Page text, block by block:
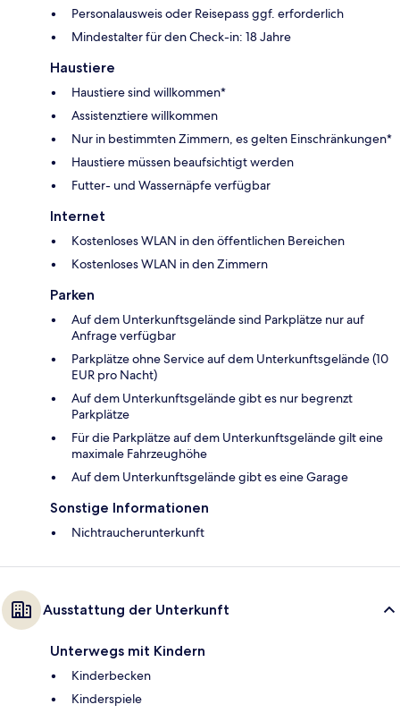
Personalausweis oder Reisepass ggf. erforderlich
Mindestalter für den Check-in: 18 Jahre
Haustiere
Haustiere sind willkommen*
Assistenztiere willkommen
Nur in bestimmten Zimmern, es gelten Einschränkungen*
Haustiere müssen beaufsichtigt werden
Futter- und Wassernäpfe verfügbar
Internet
Kostenloses WLAN in den öffentlichen Bereichen
Kostenloses WLAN in den Zimmern
Parken
Auf dem Unterkunftsgelände sind Parkplätze nur auf
Anfrage verfügbar
Parkplätze ohne Service auf dem Unterkunftsgelände (10
EUR pro Nacht)
Auf dem Unterkunftsgelände gibt es nur begrenzt
Parkplätze
Für die Parkplätze auf dem Unterkunftsgelände gilt eine
maximale Fahrzeughöhe
Auf dem Unterkunftsgelände gibt es eine Garage
Sonstige Informationen
Nichtraucherunterkunft
Ausstattung der Unterkunft
Unterwegs mit Kindern
Kinderbecken
Kinderspiele